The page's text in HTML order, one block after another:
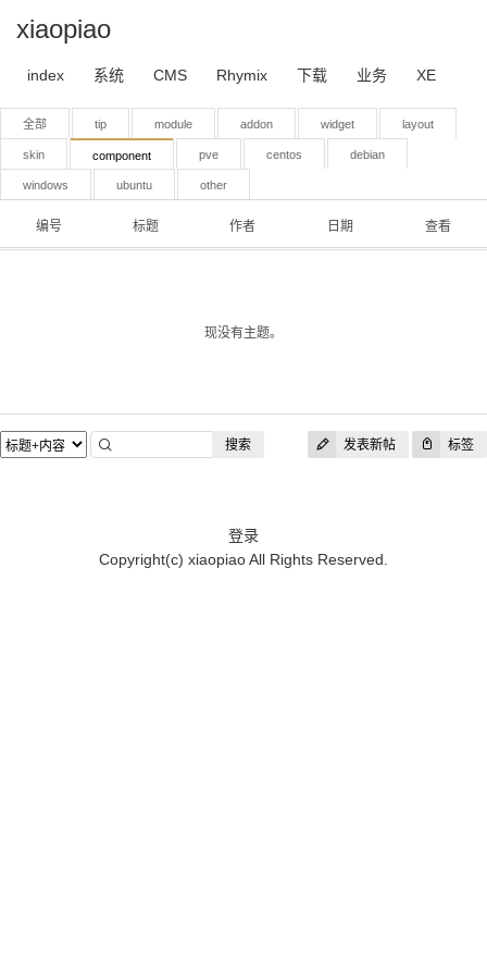
xiaopiao
index 系统 CMS Rhymix 下载 业务 XE
全部 tip module addon widget layout
skin component pve centos debian
windows ubuntu other
编号 标题 作者 日期 查看
现没有主题。
发表新帖 标签
搜索
登录
Copyright(c) xiaopiaoAll Rights Reserved.